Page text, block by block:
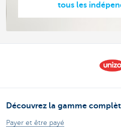
tous les
Découvrez la gamme
Payer et être payé